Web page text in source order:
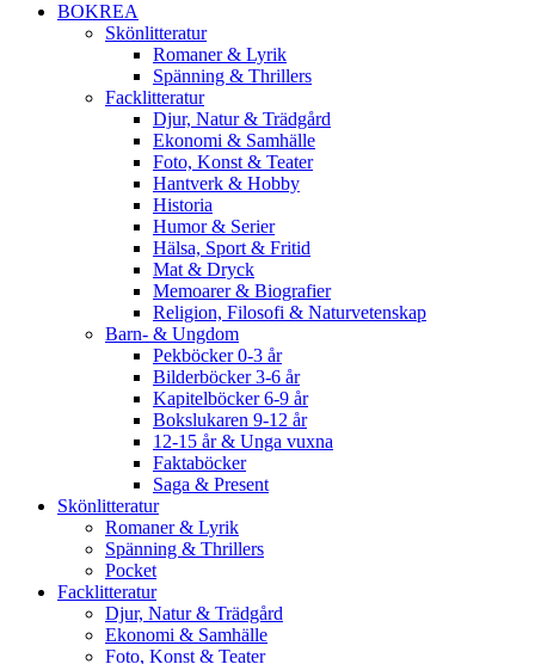
BOKREA
Skönlitteratur
Romaner & Lyrik
Spänning & Thrillers
Facklitteratur
Djur, Natur & Trädgård
Ekonomi & Samhälle
Foto, Konst & Teater
Hantverk & Hobby
Historia
Humor & Serier
Hälsa, Sport & Fritid
Mat & Dryck
Memoarer & Biografier
Religion, Filosofi & Naturvetenskap
Barn- & Ungdom
Pekböcker 0-3 år
Bilderböcker 3-6 år
Kapitelböcker 6-9 år
Bokslukaren 9-12 år
12-15 år & Unga vuxna
Faktaböcker
Saga & Present
Skönlitteratur
Romaner & Lyrik
Spänning & Thrillers
Pocket
Facklitteratur
Djur, Natur & Trädgård
Ekonomi & Samhälle
Foto, Konst & Teater